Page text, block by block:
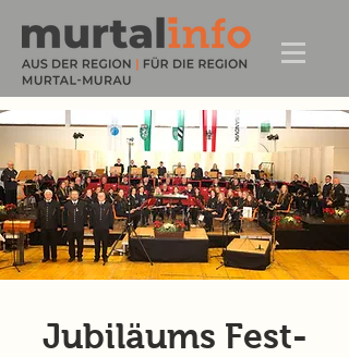
Jubiläums Fest-